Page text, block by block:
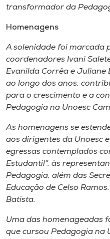
transformador da
Homenagens
A solenidade foi marcada
coordenadores Ivani
Evanilda Corrêa e Juliane
ao longo dos anos,
para o crescimento e a
Pedagogia na Unoesc
As homenagens se
aos dirigentes da Unoesc
egressas contemplados
Estudantil”, às
Pedagogia, além das
Educação de Celso
Batista.
Uma das homenageadas
que cursou Pedagogia na